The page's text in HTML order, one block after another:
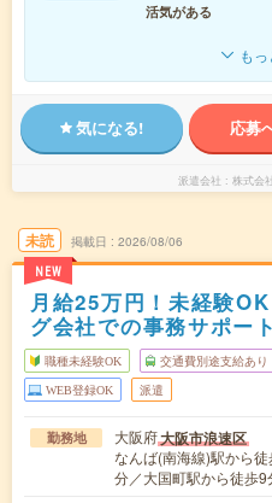
活気がある
も
気になる! 応募
派遣会社 株式会
未読
NEW
掲載日 2026/08/06
月給25万円！未経験
グ会社での事務サポー
職種未経験OK 交通費別途支給あり
WEB登録OK 派遣
勤務地 大阪府大阪市浪速区
なんば(南海線)駅から
分／大国町駅から徒歩9